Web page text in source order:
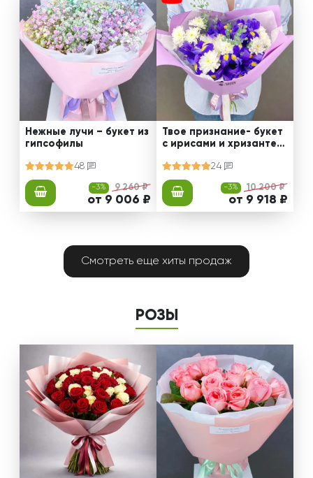
Нежные лучи – букет из
гипсофилы
48
-3% 9 260 ₽
от 9 006 ₽
Твое признание- букет
с ирисами и хризантем
24
-3% 10 200 ₽
от 9 918 ₽
Смотреть еще хиты продаж
РОЗЫ